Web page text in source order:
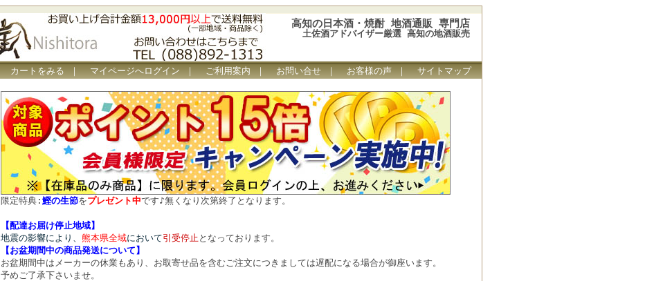
高知の日本酒・焼酎 地酒通販 専門店
土佐酒アドバイザー厳選 高知の地酒販売
カートをみる ｜ マイページへログイン ｜ ご利用案内 ｜ お問い合せ ｜ お客様の声 ｜
サイトマップ
限定特典: 鰹の生節をプレゼント中です♪無くなり次第終了となります。
【配達お届け停止地域】
地震の影響により、 熊本県全域において引受停止 となっております。
【お盆期間中の商品発送について 】
お盆期間中はメーカーの休業もあり、お取寄せ品を含むご注文につきましては遅配になる場合が御座います。
予めご了承下さいませ。